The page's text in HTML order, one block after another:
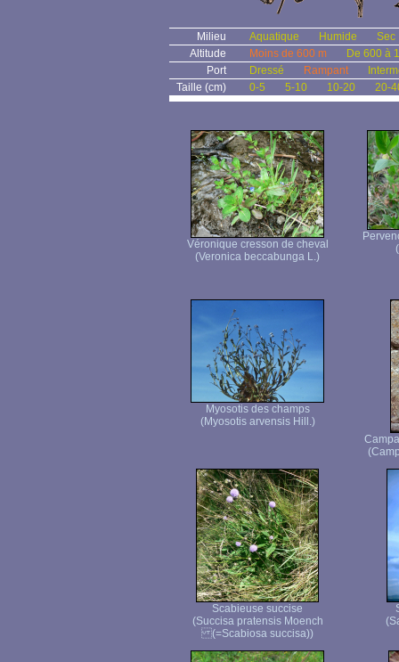
Milieu Aquatique Humide
Sec
Altitude
Moins de 600 m
De 600 à
Port
Dressé Rampant
Taille (cm)
0-5 5-10 10-20 20-
Véronique cresson de cheval
(Veronica beccabunga L.)
Myosotis des champs
(Myosotis arvensis Hill.)
Scabieuse succise
(Succisa pratensis Moench
(=Scabiosa succisa))